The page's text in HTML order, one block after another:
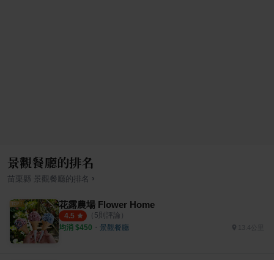
景觀餐廳的排名
苗栗縣 景觀餐廳的排名 ›
花露農場 Flower Home
4.5 （ 5則評論）
均消 $450 ・ 景觀餐廳 13.4公里